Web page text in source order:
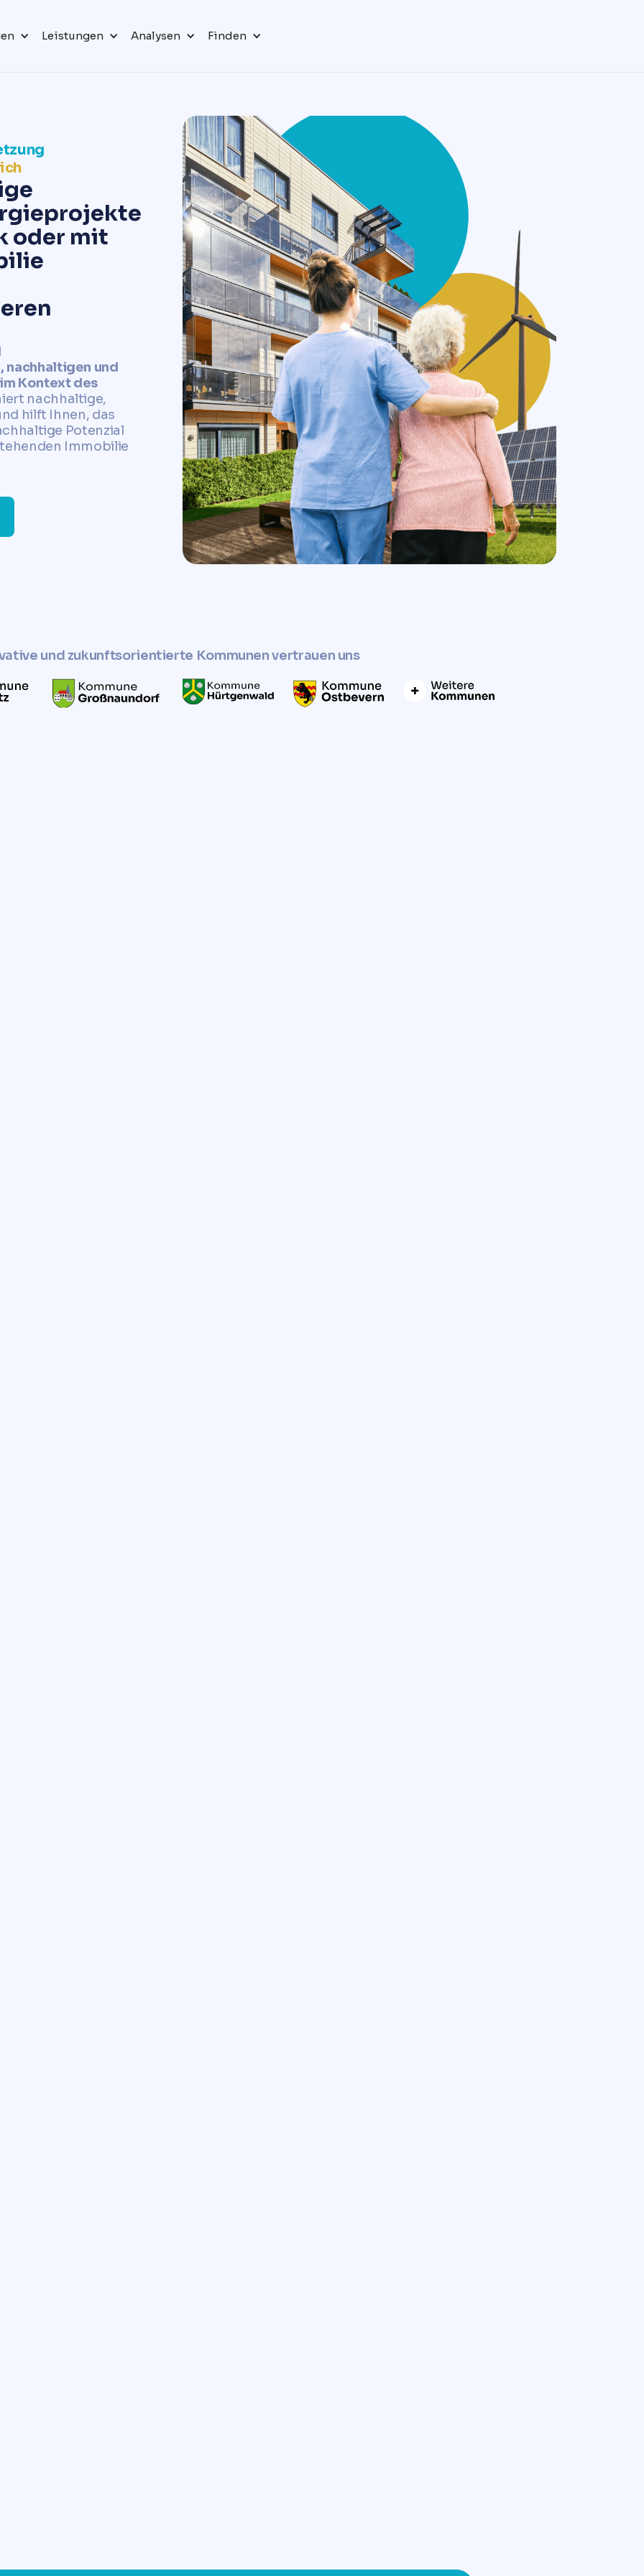
Leistungen Analysen Finden
oder mit
nachhaltigen und
Kontext des
nachhaltige,
hilft Ihnen, das
Potenzial
Immobilie
und zukunftsorientierte Kommunen vertrauen uns